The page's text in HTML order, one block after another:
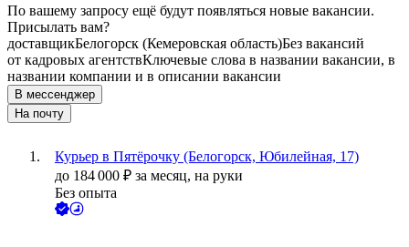
По вашему запросу ещё будут появляться новые вакансии.
Присылать вам?
доставщикБелогорск (Кемеровская область)Без вакансий
от кадровых агентствКлючевые слова в названии вакансии, в
названии компании и в описании вакансии
В мессенджер
На почту
Курьер в Пятёрочку (Белогорск, Юбилейная, 17)
до 184 000 ₽ за месяц, на руки
Без опыта